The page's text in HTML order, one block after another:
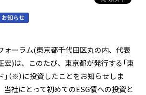
お知らせ
ォーラム(東京都千代田区丸の内、代表
)は、このたび、東京都が発行する「東
（※）に投資したことをお知らせしま
当社にとって初めてのESG債への投資と